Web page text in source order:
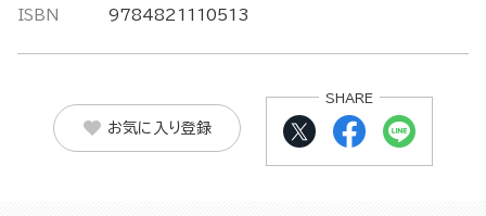
ISBN 9784821110513
お気に入り登録
SHARE